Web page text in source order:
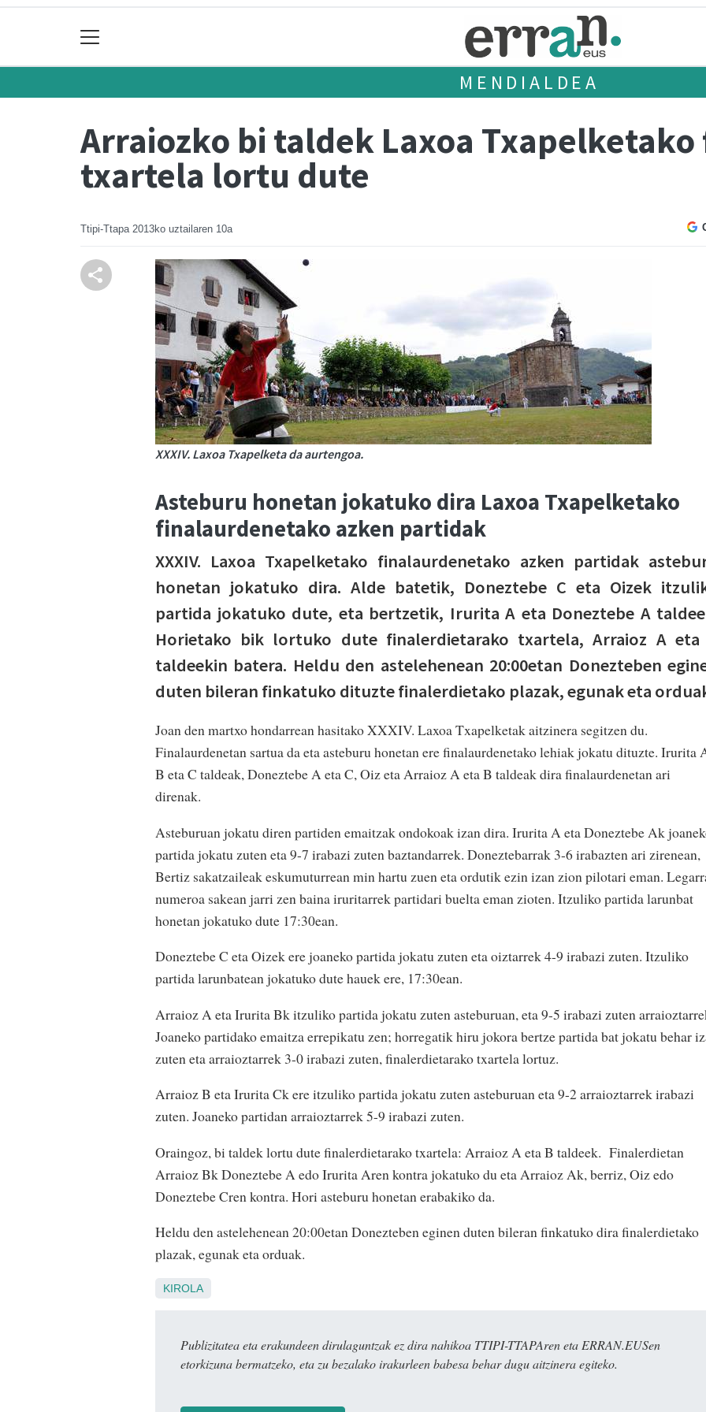
MENDIALDEA
Arraiozko bi taldek Laxoa
txartela lortu dute
Ttipi-Ttapa 2013ko uztailaren 10a
XXXIV. Laxoa Txapelketa da aurtengoa.
Asteburu honetan jokatuko dira Laxoa Txapelketako
finalaurdenetako azken partidak
XXXIV. Laxoa Txapelketako finalaurdenetako azken partidak
honetan jokatuko dira. Alde batetik, Doneztebe C eta Oizek
partida jokatuko dute, eta bertzetik, Irurita A eta Doneztebe A
Horietako bik lortuko dute finalerdietarako txartela, Arraioz A eta
taldeekin batera. Heldu den astelehenean 20:00etan Donezteben
duten bileran finkatuko dituzte finalerdietako plazak, egunak eta
Joan den martxo hondarrean hasitako XXXIV. Laxoa Txapelketak aitzinera segitzen du.
Finalaurdenetan sartua da eta asteburu honetan ere finalaurdenetako lehiak jokatu dituzte. Irurita
B eta C taldeak, Doneztebe A eta C, Oiz eta Arraioz A eta B taldeak dira finalaurdenetan ari
direnak.
Asteburuan jokatu diren partiden emaitzak ondokoak izan dira. Irurita A eta Doneztebe Ak
partida jokatu zuten eta 9-7 irabazi zuten baztandarrek. Doneztebarrak 3-6 irabazten ari zirenean,
Bertiz sakatzaileak eskumuturrean min hartu zuen eta ordutik ezin izan zion pilotari eman.
numeroa sakean jarri zen baina iruritarrek partidari buelta eman zioten. Itzuliko partida larunbat
honetan jokatuko dute 17:30ean.
Doneztebe C eta Oizek ere joaneko partida jokatu zuten eta oiztarrek 4-9 irabazi zuten. Itzuliko
partida larunbatean jokatuko dute hauek ere, 17:30ean.
Arraioz A eta Irurita Bk itzuliko partida jokatu zuten asteburuan, eta 9-5 irabazi zuten
Joaneko partidako emaitza errepikatu zen; horregatik hiru jokora bertze partida bat jokatu behar
zuten eta arraioztarrek 3-0 irabazi zuten, finalerdietarako txartela lortuz.
Arraioz B eta Irurita Ck ere itzuliko partida jokatu zuten asteburuan eta 9-2 arraioztarrek irabazi
zuten. Joaneko partidan arraioztarrek 5-9 irabazi zuten.
Oraingoz, bi taldek lortu dute finalerdietarako txartela: Arraioz A eta B taldeek. Finalerdietan
Arraioz Bk Doneztebe A edo Irurita Aren kontra jokatuko du eta Arraioz Ak, berriz, Oiz edo
Doneztebe Cren kontra. Hori asteburu honetan erabakiko da.
Heldu den astelehenean 20:00etan Donezteben eginen duten bileran finkatuko dira finalerdietako
plazak, egunak eta orduak.
KIROLA
Publizitatea eta erakundeen dirulaguntzak ez dira nahikoa TTIPI-TTAPAren eta ERRAN.EUSen
etorkizuna bermatzeko, eta zu bezalako irakurleen babesa behar dugu aitzinera egiteko.